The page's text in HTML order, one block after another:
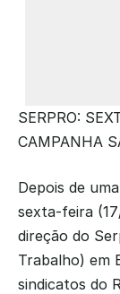
SERPRO:
CAMPANHA
Depois de
sexta-feira
direção do
Trabalho) em
sindicatos do